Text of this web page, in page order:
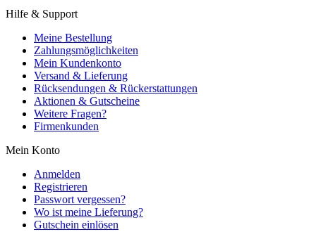
Hilfe & Support
Meine Bestellung
Zahlungsmöglichkeiten
Mein Kundenkonto
Versand & Lieferung
Rücksendungen & Rückerstattungen
Aktionen & Gutscheine
Weitere Fragen?
Firmenkunden
Mein Konto
Anmelden
Registrieren
Passwort vergessen?
Wo ist meine Lieferung?
Gutschein einlösen